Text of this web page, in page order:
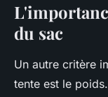
du sac
Un autre critère
tente est le